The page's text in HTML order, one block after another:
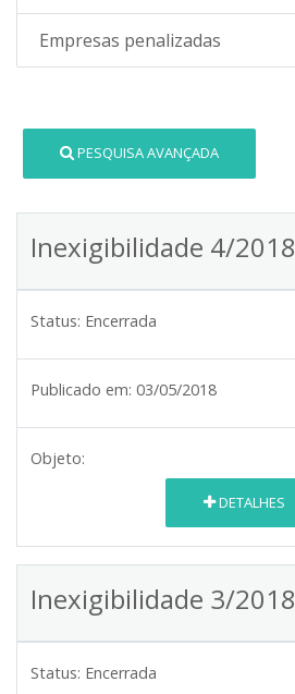
Empresas penalizadas
PESQUISA AVANÇADA
Inexigibilidade 4/2018
Status: Encerrada
Publicado em: 03/05/2018
Objeto:
DETALHES
Inexigibilidade 3/2018
Status: Encerrada